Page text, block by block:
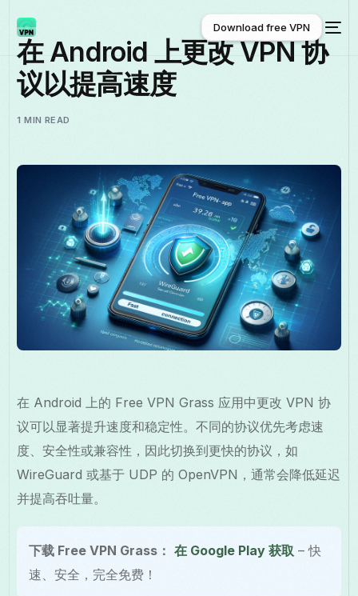
中文 (中国)
Download free VPN
Download free VPN
在 Android 上更改 VPN 协
议以提高速度
1 MIN READ
在 Android 上的 Free VPN Grass 应用中更改 VPN 协
议可以显著提升速度和稳定性。不同的协议优先考虑速
度、安全性或兼容性，因此切换到更快的协议，如
WireGuard 或基于 UDP 的 OpenVPN，通常会降低延迟
并提高吞吐量。
下载 Free VPN Grass： 在 Google Play 获取 – 快
速、安全，完全免费！